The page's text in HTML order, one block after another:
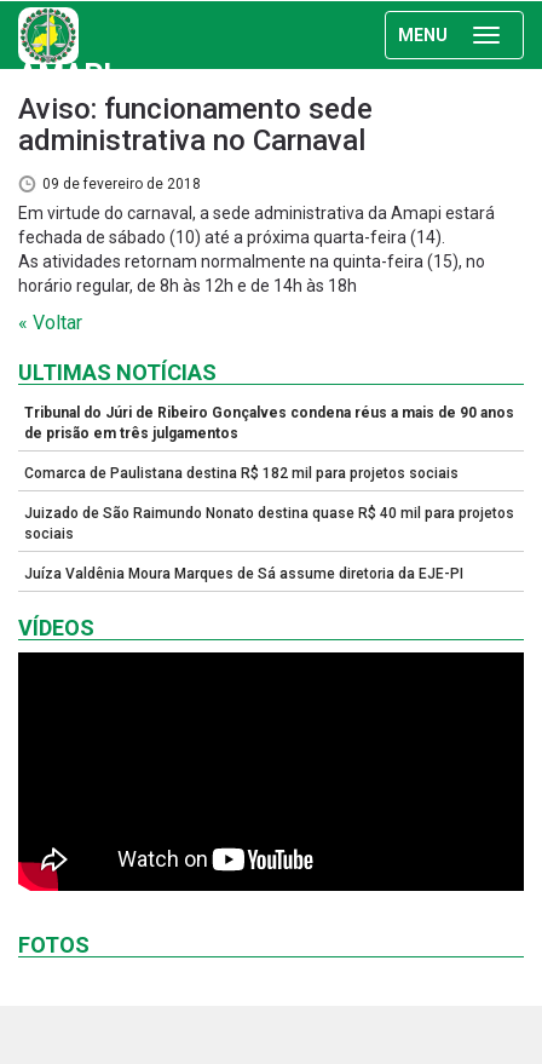
MENU
AMAPI
Aviso: funcionamento sede
administrativa no Carnaval
09 de fevereiro de 2018
Em virtude do carnaval, a sede administrativa da Amapi estará
fechada de sábado (10) até a próxima quarta-feira (14).
As atividades retornam normalmente na quinta-feira (15), no
horário regular, de 8h às 12h e de 14h às 18h
« Voltar
ULTIMAS NOTÍCIAS
Tribunal do Júri de Ribeiro Gonçalves condena réus a mais de 90 anos
de prisão em três julgamentos
Comarca de Paulistana destina R$ 182 mil para projetos sociais
Juizado de São Raimundo Nonato destina quase R$ 40 mil para projetos
sociais
Juíza Valdênia Moura Marques de Sá assume diretoria da EJE-PI
VÍDEOS
FOTOS